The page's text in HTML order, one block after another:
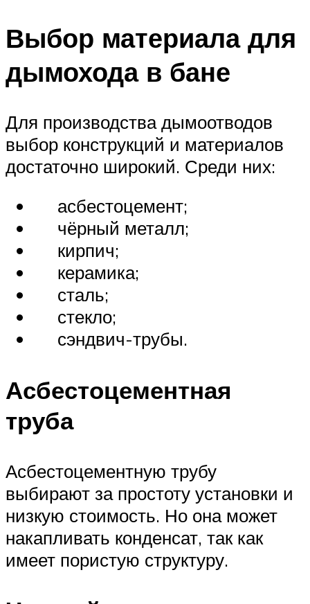
Выбор материала для
дымохода в бане
Для производства дымоотводов
выбор конструкций и материалов
достаточно широкий. Среди них:
асбестоцемент;
чёрный металл;
кирпич;
керамика;
сталь;
стекло;
сэндвич-трубы.
Асбестоцементная
труба
Асбестоцементную трубу
выбирают за простоту установки и
низкую стоимость. Но она может
накапливать конденсат, так как
имеет пористую структуру.